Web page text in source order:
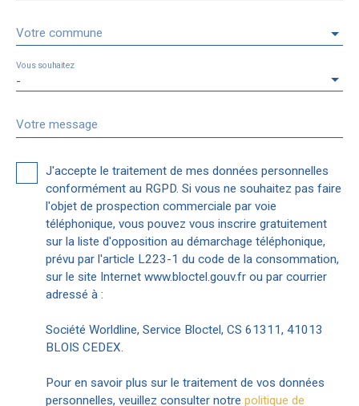
Votre commune
-
Vous souhaitez
Votre message
J'accepte le traitement de mes données personnelles
conformément au RGPD. Si vous ne souhaitez pas faire
l'objet de prospection commerciale par voie
téléphonique, vous pouvez vous inscrire gratuitement
sur la liste d'opposition au démarchage téléphonique,
prévu par l'article L223-1 du code de la consommation,
sur le site Internet www.bloctel.gouv.fr ou par courrier
adressé à :
Société Worldline, Service Bloctel, CS 61311, 41013
BLOIS CEDEX.
Pour en savoir plus sur le traitement de vos données
personnelles, veuillez consulter notre politique de